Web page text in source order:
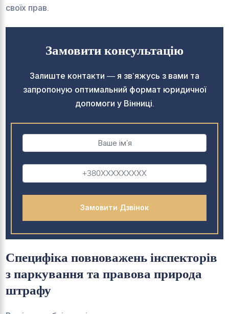
своїх прав.
Замовити консультацію
Залиште контакти — я зв’яжусь з вами та
запропоную оптимальний формат юридичної
допомоги у Вінниці.
Специфіка повноважень інспекторів
з паркування та правова природа
штрафу